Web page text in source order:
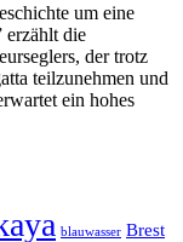
um eine
erzählt die
der trotz
teilzunehmen und
ein hohes
blauwasser Brest